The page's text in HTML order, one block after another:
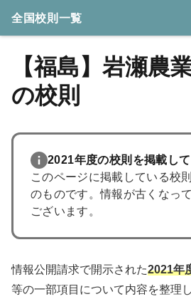
【福島】岩瀬農
の校則
2021年度の校則を掲載し
このページに掲載している校
のものです。情報が古くなっ
ございます。
情報公開請求で開示された2021年
等の一部項目について内容を整理
全国校則一覧